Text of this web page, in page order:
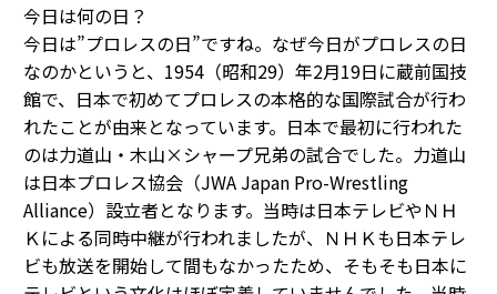
今日は何の日？
今日は”プロレスの日”ですね。なぜ今日がプロレスの日
なのかというと、1954（昭和29）年2月19日に蔵前国技
館で、日本で初めてプロレスの本格的な国際試合が行わ
れたことが由来となっています。日本で最初に行われた
のは力道山・木山×シャープ兄弟の試合でした。力道山
は日本プロレス協会（JWA Japan Pro-Wrestling
Alliance）設立者となります。当時は日本テレビやＮＨ
Ｋによる同時中継が行われましたが、ＮＨＫも日本テレ
ビも放送を開始して間もなかったため、そもそも日本に